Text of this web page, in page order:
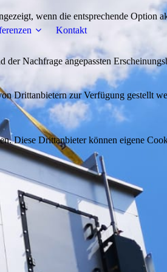
Kontakt
wenn die entsprechende Option
Nachfrage angepassten
Drittanbietern zur Verfügung gestellt
Diese Drittanbieter können eigene